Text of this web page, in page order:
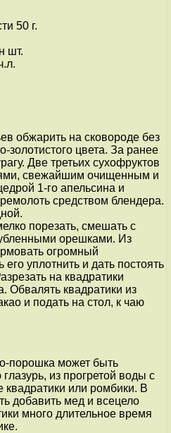
50 г.
шт.
обжарить на сковороде без
золотистого цвета. За ранее
Две третьих сухофруктов
свежайшим очищенным и
1-го апельсина и
средством блендера.
порезать, смешать с
орешками. Из
огромный
его уплотнить и дать постоять
на квадратики
Обвалять квадратики из
и подать на стол, к чаю
порошка может быть
из прогретой воды с
квадратики или ромбики. В
добавить мед и всецело
много длительное время